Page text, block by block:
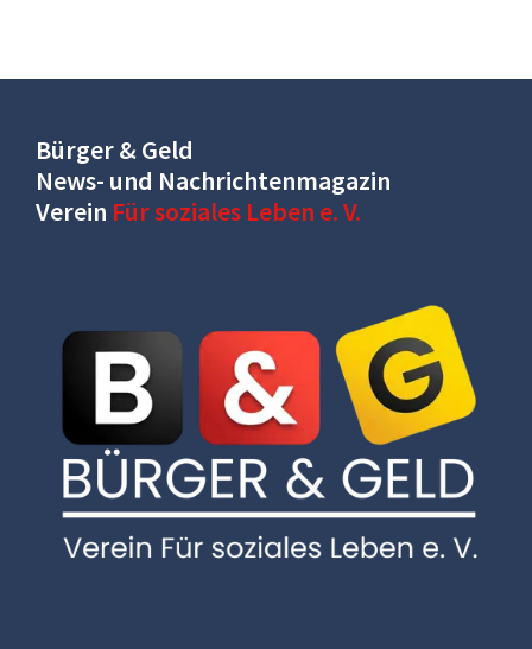
Bürger & Geld
News- und Nachrichtenmagazin
Verein Für soziales Leben e. V.